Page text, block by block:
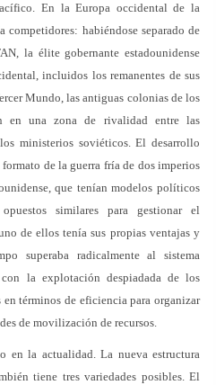
En la Europa occidental de la
competidores: habiéndose separado de
la élite gobernante estadounidense
incluidos los remanentes de sus
Mundo, las antiguas colonias de los
en una zona de rivalidad entre las
ministerios soviéticos. El desarrollo
de la guerra fría de dos imperios
que tenían modelos políticos
similares para gestionar el
de ellos tenía sus propias ventajas y
superaba radicalmente al sistema
la explotación despiadada de los
en términos de eficiencia para organizar
de movilización de recursos.
en la actualidad. La nueva estructura
tiene tres variedades posibles. El